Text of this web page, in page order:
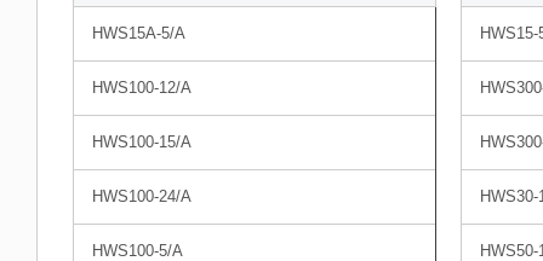
HWS15A-5/A
HWS100-12/A
HWS100-15/A
HWS100-24/A
HWS100-5/A
HWS15-
HWS30-
HWS50-